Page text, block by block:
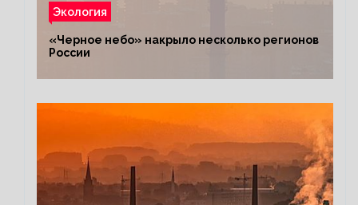
Экология
«Черное небо» накрыло несколько регионов
России